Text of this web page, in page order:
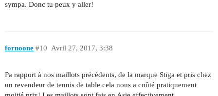
sympa. Donc tu peux y aller!
fornoone Avril 27, 2017, 3:38
#10
Pa rapport à nos maillots précédents, de la marque Stiga et pris chez
un revendeur de tennis de table cela nous a coûté pratiquement